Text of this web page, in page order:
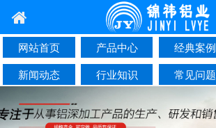
网站首页 产品中心 经典案例
新闻动态
行业知识 常见问题
联系我们